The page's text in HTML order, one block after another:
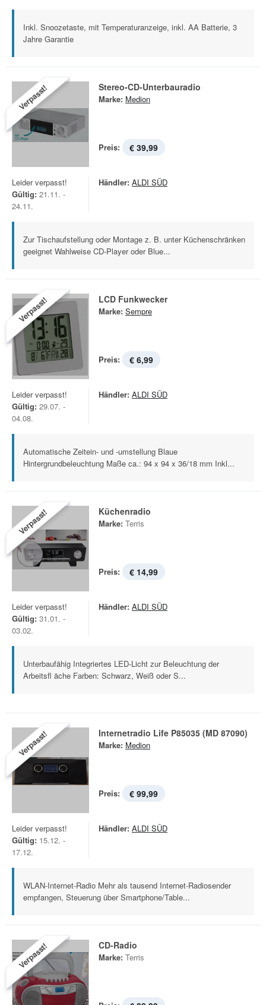
Inkl. Snoozetaste, mit Temperaturanzeige, inkl. AA Batterie, 3
Jahre Garantie
Verpasst! Stereo-CD-Unterbauradio
Marke: Medion
Preis: € 39,99
Leider verpasst!
Gültig: 21.11. -
24.11.
Händler: ALDI SÜD
Zur Tischaufstellung oder Montage z. B. unter Küchenschränken
geeignet Wahlweise CD-Player oder Blue...
Verpasst! LCD Funkwecker
Marke: Sempre
Preis: € 6,99
Leider verpasst!
Gültig: 29.07. -
04.08.
Händler: ALDI SÜD
Automatische Zeitein- und -umstellung Blaue
Hintergrundbeleuchtung Maße ca.: 94 x 94 x 36/18 mm Inkl...
Verpasst! Küchenradio
Marke: Terris
Preis: € 14,99
Leider verpasst!
Gültig: 31.01. -
03.02.
Händler: ALDI SÜD
Unterbaufähig Integriertes LED-Licht zur Beleuchtung der
Arbeitsfl äche Farben: Schwarz, Weiß oder S...
Verpasst! Internetradio Life P85035 (MD 87090)
Marke: Medion
Preis: € 99,99
Leider verpasst!
Gültig: 15.12. -
17.12.
Händler: ALDI SÜD
WLAN-Internet-Radio Mehr als tausend Internet-Radiosender
empfangen, Steuerung über Smartphone/Table...
Verpasst! CD-Radio
Marke: Terris